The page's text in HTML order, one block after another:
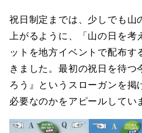
祝日制定までは、少しでも山
上がるように、「山の日を
ットを地方イベントで配布す
きました。最初の祝日を待つ
ろう』というスローガンを掲
必要なのかをアピールしてい